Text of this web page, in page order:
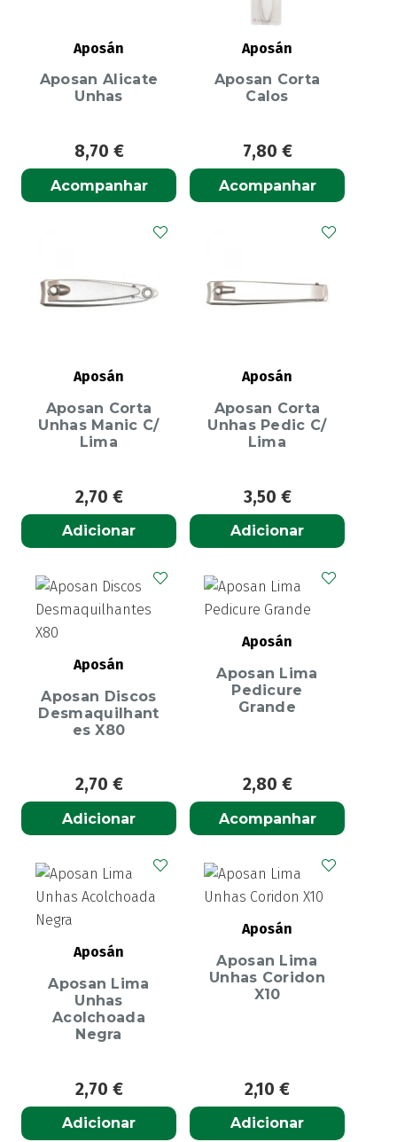
Aposán
Aposan Alicate
Unhas
8,70 €
Acompanhar
Aposán
Aposan Corta
Calos
7,80 €
Acompanhar
Aposán
Aposan Corta
Unhas Manic C/
Lima
2,70 €
Adicionar
Aposán
Aposan Corta
Unhas Pedic C/
Lima
3,50 €
Adicionar
Aposán
Aposan Discos
Desmaquilhant
es X80
2,70 €
Adicionar
Aposán
Aposan Lima
Pedicure
Grande
2,80 €
Acompanhar
Aposán
Aposan Lima
Unhas
Acolchoada
Negra
2,70 €
Adicionar
Aposán
Aposan Lima
Unhas Coridon
X10
2,10 €
Adicionar